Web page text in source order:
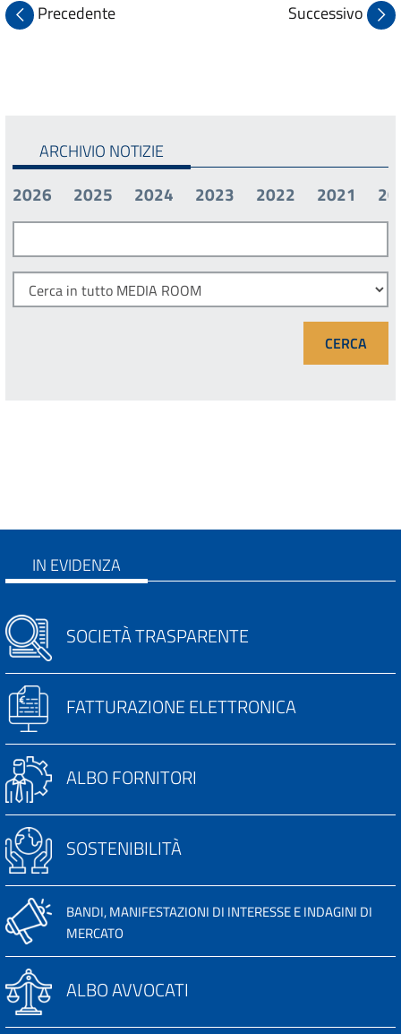
Precedente Successivo
ARCHIVIO NOTIZIE
2026
2025 2024 2023 2022 2021
IN EVIDENZA
SOCIETÀ TRASPARENTE
FATTURAZIONE ELETTRONICA
ALBO FORNITORI
SOSTENIBILITÀ
BANDI, MANIFESTAZIONI DI INTERESSE E INDAGINI DI
MERCATO
ALBO AVVOCATI